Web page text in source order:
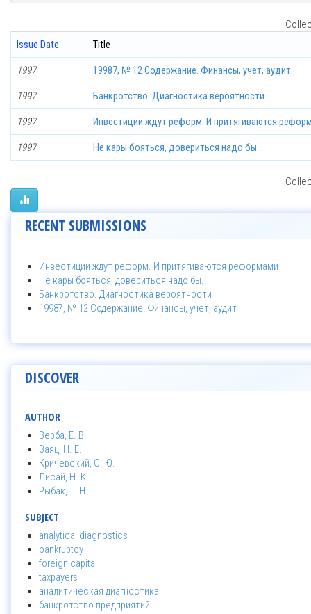
Issue Date
Title
1997 19987, № 12 Содержание. Финансы, учет, аудит
1997 Банкротство. Диагностика вероятности
1997 Инвестиции ждут реформ. И притягиваются
1997 Не кары бояться, довериться надо бы...
RECENT SUBMISSIONS
Инвестиции ждут реформ. И притягиваются реформами
Не кары бояться, довериться надо бы...
Банкротство. Диагностика вероятности
19987, № 12 Содержание. Финансы, учет, аудит
DISCOVER
AUTHOR
Верба, Е. В.
Заяц, Н. Е.
Кричевский, С. Ю.
Лисай, Н. К.
Рыбак, Т. Н.
SUBJECT
analytical diagnostics
bankruptcy
foreign capital
taxpayers
аналитическая диагностика
банкротство предприятий